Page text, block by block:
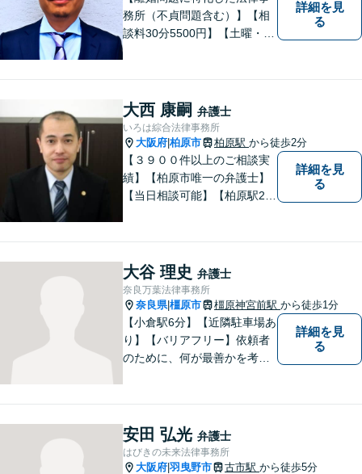
務所（不貞問題含む）】【相
談料30分5500円】【土曜・夜
問題のみを扱う法律事務所で
す。離婚をお考えの方は一度
ご相談ください。
詳細を見
る
大西 康嗣 弁護士
いろは綜合法律事務所
大阪府 柏原市 柏原駅 から徒歩2分
【３９００件以上のご相談実
績】【柏原市唯一の弁護士】
【当日相談可能】【柏原駅2
詳細を見
る
大谷 理史 弁護士
奈良万葉法律事務所
奈良県|橿原市 橿原神宮前駅 から徒歩1分
【小倉駅6分】【近隣駐車場あ
り】【バリアフリー】依頼者
のために、何が最善かを考
決策を提案し続けます。 よろ
しくお願いします。
詳細を見
る
安田 弘光 弁護士
はびきの未来法律事務所
大阪府 羽曳野市 古市駅 から徒歩5分